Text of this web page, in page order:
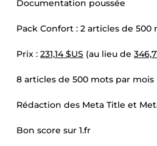
Documentation poussée
Pack Confort : 2 articles de 500
Prix : 231,14 $US (au lieu de
8 articles de 500 mots par mois
Rédaction des Meta Title et
Bon score sur 1.fr